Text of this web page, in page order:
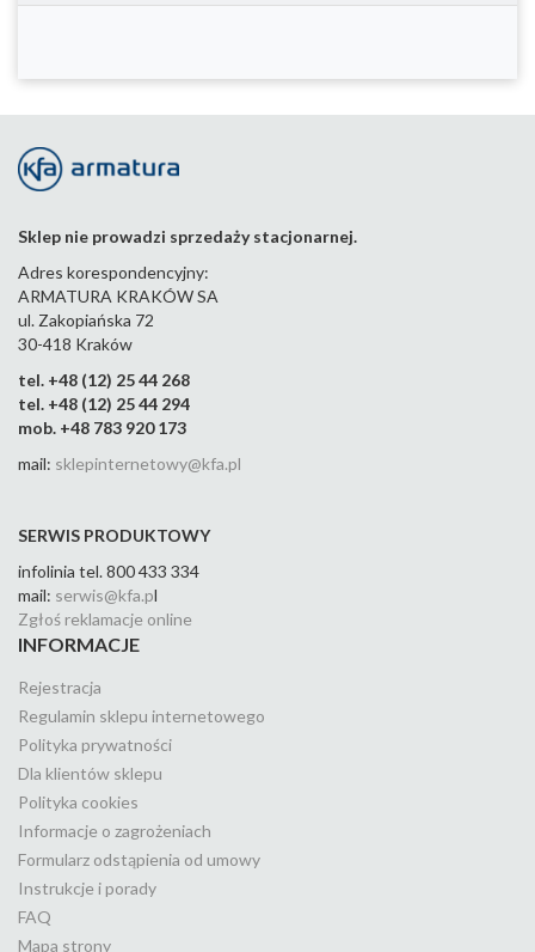
Sklep nie prowadzi sprzedaży stacjonarnej.
Adres korespondencyjny:
ARMATURA KRAKÓW SA
ul. Zakopiańska 72
30-418 Kraków
tel. +48 (12) 25 44 268
tel. +48 (12) 25 44 294
mob. +48 783 920 173
mail: sklepinternetowy@kfa.pl
SERWIS PRODUKTOWY
infolinia tel. 800 433 334
mail: serwis@kfa.pl
Zgłoś reklamacje online
INFORMACJE
Rejestracja
Regulamin sklepu internetowego
Polityka prywatności
Dla klientów sklepu
Polityka cookies
Informacje o zagrożeniach
Formularz odstąpienia od umowy
Instrukcje i porady
FAQ
Mapa strony